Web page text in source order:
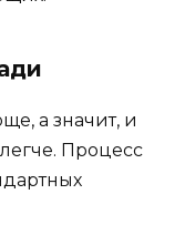
а значит, и
Процесс